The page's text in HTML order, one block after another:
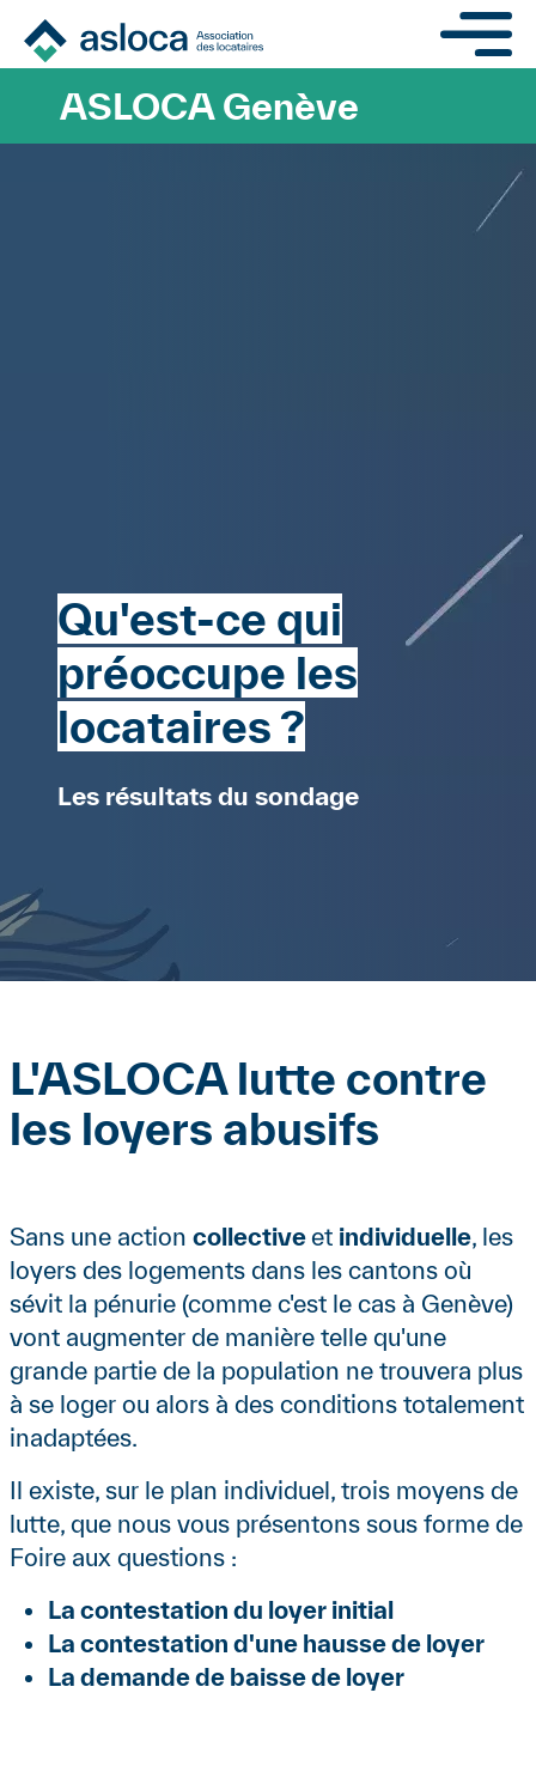
Aller au contenu
ASLOCA Genève
Qu'est-ce qui
préoccupe les
locataires ?
Les résultats du sondage
Contenu
L'ASLOCA lutte contre
les loyers abusifs
Sans une action collectiveet individuelle, les
loyers des logements dans les cantons où
sévit la pénurie (comme c'est le cas à Genève)
vont augmenter de manière telle qu'une
grande partie de la population ne trouvera plus
à se loger ou alors à des conditions totalement
inadaptées.
Il existe, sur le plan individuel, trois moyens de
lutte, que nous vous présentons sous forme de
Foire aux questions :
La contestation du loyer initial
La contestation d'une hausse de loyer
La demande de baisse de loyer